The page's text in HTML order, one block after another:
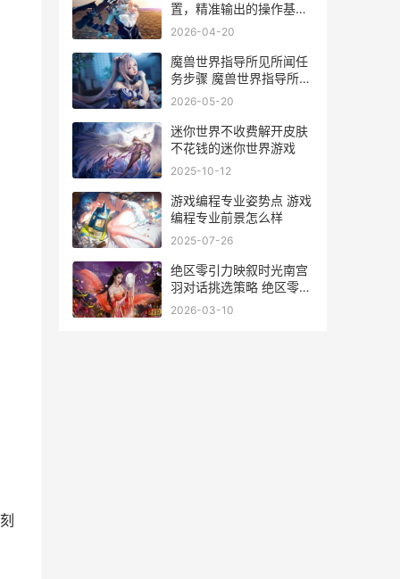
置，精准输出的操作基石
**
2026-04-20
魔兽世界指导所见所闻任
务步骤 魔兽世界指导所怎
么进
2026-05-20
迷你世界不收费解开皮肤
不花钱的迷你世界游戏
2025-10-12
游戏编程专业姿势点 游戏
编程专业前景怎么样
2025-07-26
绝区零引力映叙时光南宫
羽对话挑选策略 绝区零引
力映叙时光
2026-03-10